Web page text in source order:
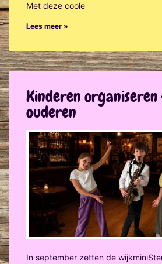
Met deze coole
Lees meer »
Kinderen
ouderen
In september zetten de